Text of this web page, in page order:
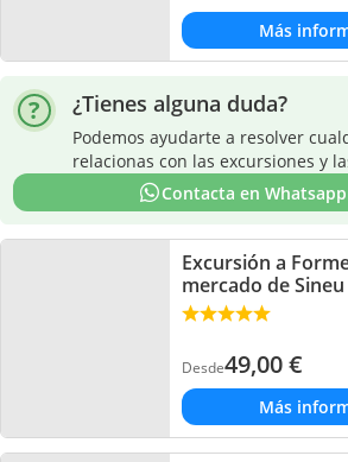
Más
¿Tienes alguna duda?
Podemos ayudarte a resolver
relacionas con las excursiones y
Contacta en Whatsapp
Excursión a
mercado de Sineu
Desde49,00€
Más